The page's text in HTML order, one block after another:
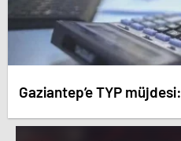
Gaziantep’e TYP